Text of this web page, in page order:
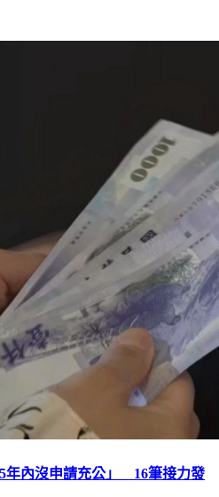
年內沒申請充公」 16筆接力發